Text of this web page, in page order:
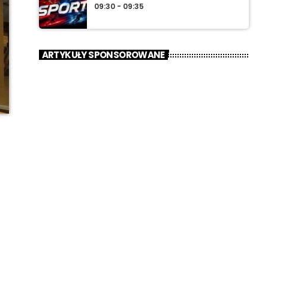
09:30 - 09:35
ARTYKUŁY SPONSOROWANE